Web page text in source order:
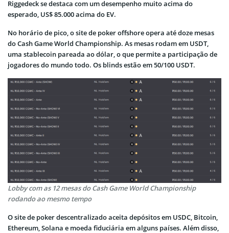
Riggedeck se destaca com um desempenho muito acima do
esperado, US$ 85.000 acima do EV.
No horário de pico, o site de poker offshore opera até doze mesas
do Cash Game World Championship. As mesas rodam em USDT,
uma stablecoin pareada ao dólar, o que permite a participação de
jogadores do mundo todo. Os blinds estão em 50/100 USDT.
Lobby com as 12 mesas do Cash Game World Championship
rodando ao mesmo tempo
O site de poker descentralizado aceita depósitos em USDC, Bitcoin,
Ethereum, Solana e moeda fiduciária em alguns países. Além disso,